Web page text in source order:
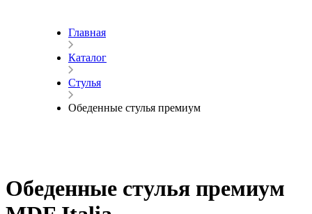
Главная
Каталог
Стулья
Обеденные стулья премиум
Обеденные стулья премиум